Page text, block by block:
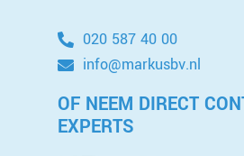
020 587 40 00
info@markusbv.nl
OF NEEM DIRECT
EXPERTS